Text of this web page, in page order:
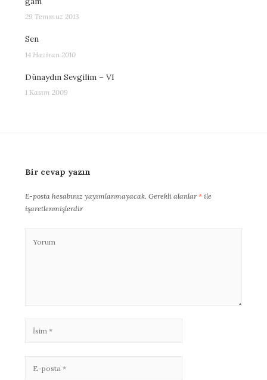
29 Temmuz 2013
Sen
14 Haziran 2010
Dünaydın Sevgilim – VI
1 Kasım 2009
Bir cevap yazın
E-posta hesabınız yayımlanmayacak. Gerekli alanlar* ile
işaretlenmişlerdir